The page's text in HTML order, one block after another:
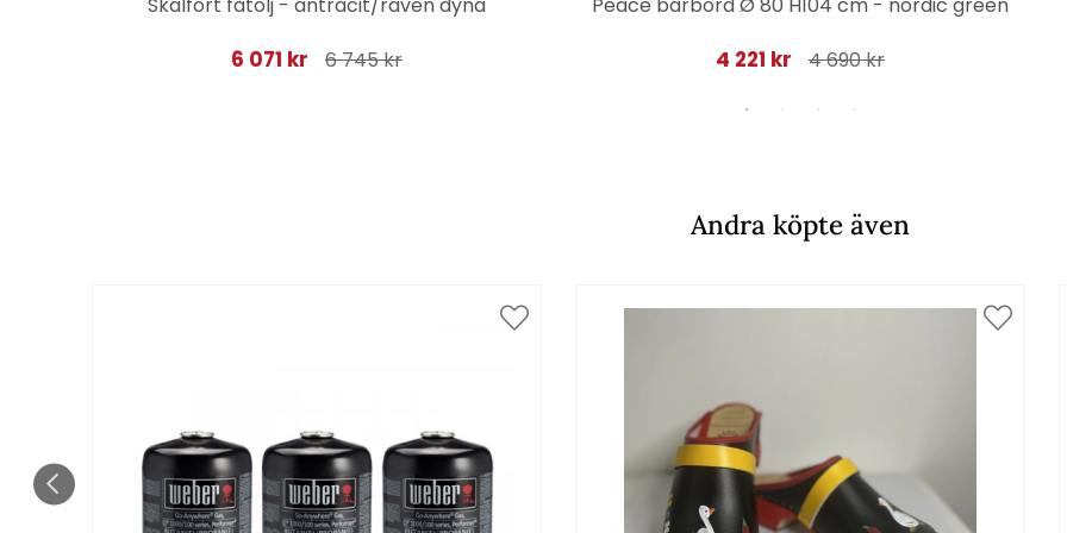
Skalfort fåtölj - antracit/raven dyna
6 071 kr 6 745 kr
Peace barbord Ø 80 H104 cm - nordic green
4 221 kr 4 690 kr
Andra köpte även